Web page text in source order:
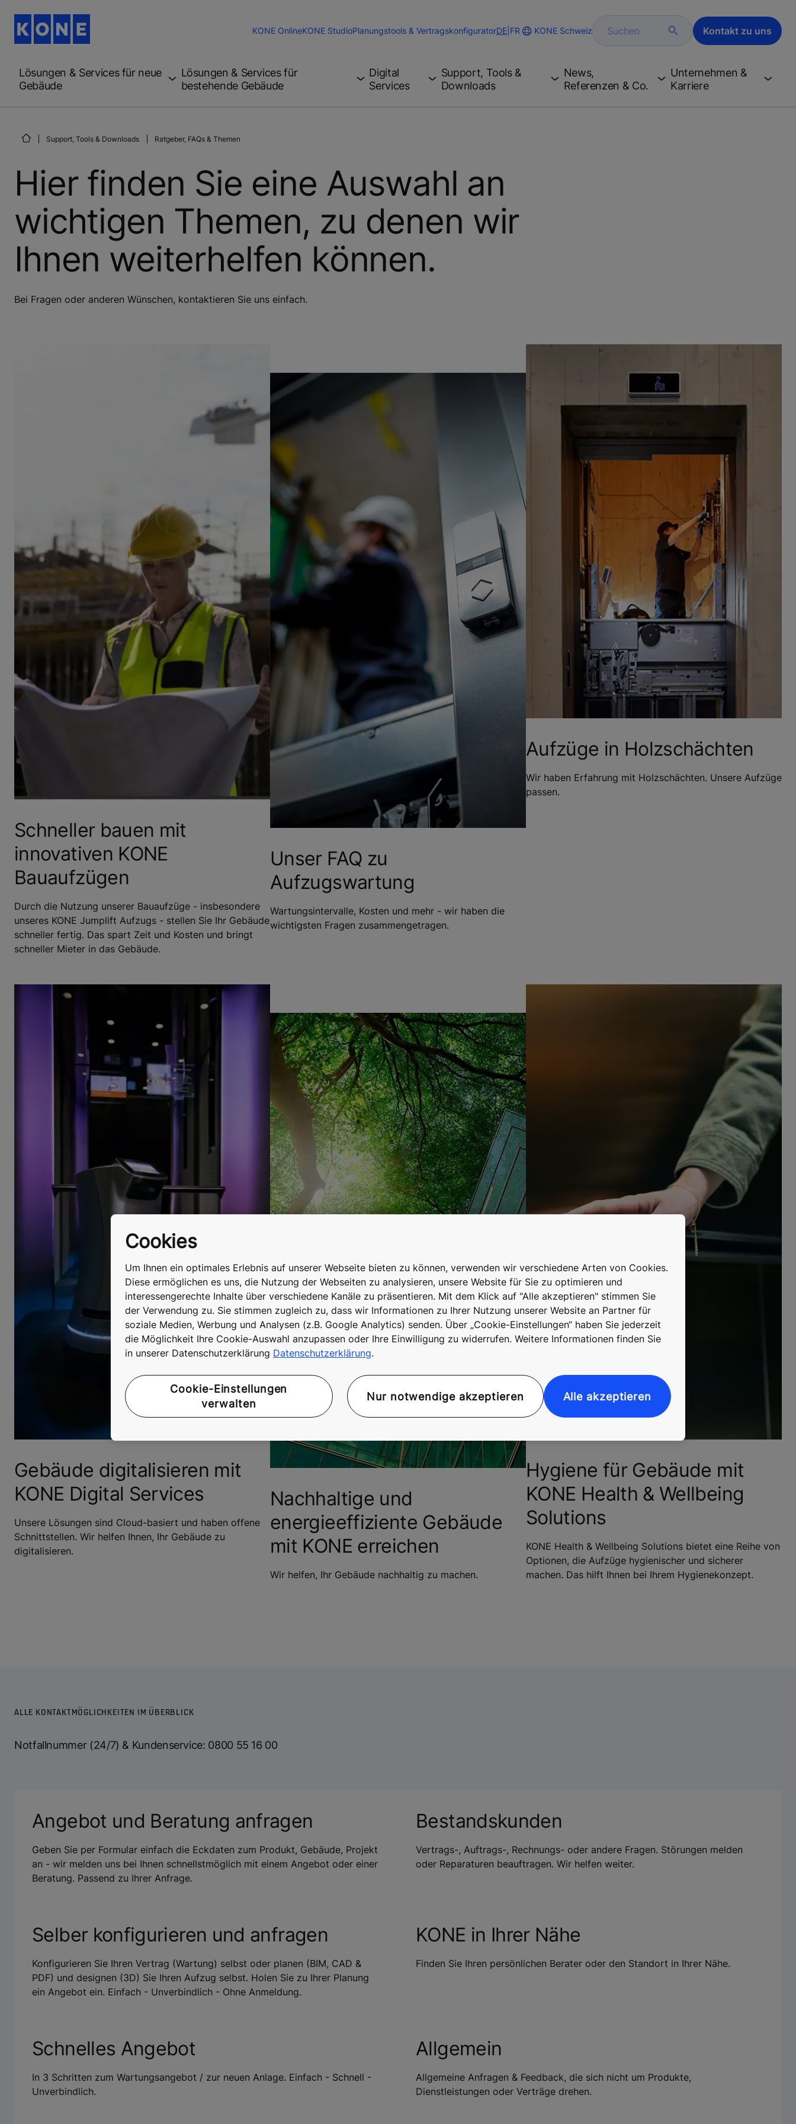
KONE OnlineKONE StudioPlanungstools & VertragskonfiguratorChange
DE FR KONE Schweiz Suchen Kontakt zu uns
Lösungen & Services für neue
Gebäude
Lösungen & Services für
bestehende Gebäude
Digital
Services
Support, Tools &
Downloads
News,
Referenzen & Co.
Unternehmen &
Karriere
Support, Tools & Downloads Ratgeber, FAQs & Themen
Hier finden Sie eine Auswahl an
wichtigen Themen, zu denen wir
Ihnen weiterhelfen können.
Bei Fragen oder anderen Wünschen, kontaktieren Sie uns einfach.
Schneller bauen mit
innovativen KONE
Bauaufzügen
Durch die Nutzung unserer Bauaufzüge - insbesondere
unseres KONE Jumplift Aufzugs - stellen Sie Ihr Gebäude
schneller fertig. Das spart Zeit und Kosten und bringt
schneller Mieter in das Gebäude.
Unser FAQ zu
Aufzugswartung
Wartungsintervalle, Kosten und mehr - wir haben die
wichtigsten Fragen zusammengetragen.
Aufzüge in Holzschächten
Wir haben Erfahrung mit Holzschächten. Unsere Aufzüge
passen.
Gebäude digitalisieren mit
KONE Digital Services
Unsere Lösungen sind Cloud-basiert und haben offene
Schnittstellen. Wir helfen Ihnen, Ihr Gebäude zu
digitalisieren.
Nachhaltige und
energieeffiziente Gebäude
mit KONE erreichen
Wir helfen, Ihr Gebäude nachhaltig zu machen.
Hygiene für Gebäude mit
KONE Health & Wellbeing
Solutions
KONE Health & Wellbeing Solutions bietet eine Reihe von
Optionen, die Aufzüge hygienischer und sicherer
machen. Das hilft Ihnen bei Ihrem Hygienekonzept.
ALLE KONTAKTMÖGLICHKEITEN IM ÜBERBLICK
Notfallnummer (24/7) & Kundenservice: 0800 55 16 00
Angebot und Beratung anfragen
Geben Sie per Formular einfach die Eckdaten zum Produkt, Gebäude, Projekt
an - wir melden uns bei Ihnen schnellstmöglich mit einem Angebot oder einer
Beratung. Passend zu Ihrer Anfrage.
Bestandskunden
Vertrags-, Auftrags-, Rechnungs- oder andere Fragen. Störungen melden
oder Reparaturen beauftragen. Wir helfen weiter.
Selber konfigurieren und anfragen
Konfigurieren Sie Ihren Vertrag (Wartung) selbst oder planen (BIM, CAD &
PDF) und designen (3D) Sie Ihren Aufzug selbst. Holen Sie zu Ihrer Planung
ein Angebot ein. Einfach - Unverbindlich - Ohne Anmeldung.
KONE in Ihrer Nähe
Finden Sie Ihren persönlichen Berater oder den Standort in Ihrer Nähe.
Schnelles Angebot
In 3 Schritten zum Wartungsangebot / zur neuen Anlage. Einfach - Schnell -
Unverbindlich.
Allgemein
Allgemeine Anfragen & Feedback, die sich nicht um Produkte,
Dienstleistungen oder Verträge drehen.
Cookies
Um Ihnen ein optimales Erlebnis auf unserer Webseite bieten zu können, verwenden wir verschiedene Arten von Cookies.
Diese ermöglichen es uns, die Nutzung der Webseiten zu analysieren, unsere Website für Sie zu optimieren und
interessengerechte Inhalte über verschiedene Kanäle zu präsentieren. Mit dem Klick auf "Alle akzeptieren" stimmen Sie
der Verwendung zu. Sie stimmen zugleich zu, dass wir Informationen zu Ihrer Nutzung unserer Website an Partner für
soziale Medien, Werbung und Analysen (z.B. Google Analytics) senden. Über „Cookie-Einstellungen“ haben Sie jederzeit
die Möglichkeit Ihre Cookie-Auswahl anzupassen oder Ihre Einwilligung zu widerrufen. Weitere Informationen finden Sie
in unserer Datenschutzerklärung Datenschutzerklärung.
Cookie-Einstellungen
verwalten
Nur notwendige akzeptieren Alle akzeptieren